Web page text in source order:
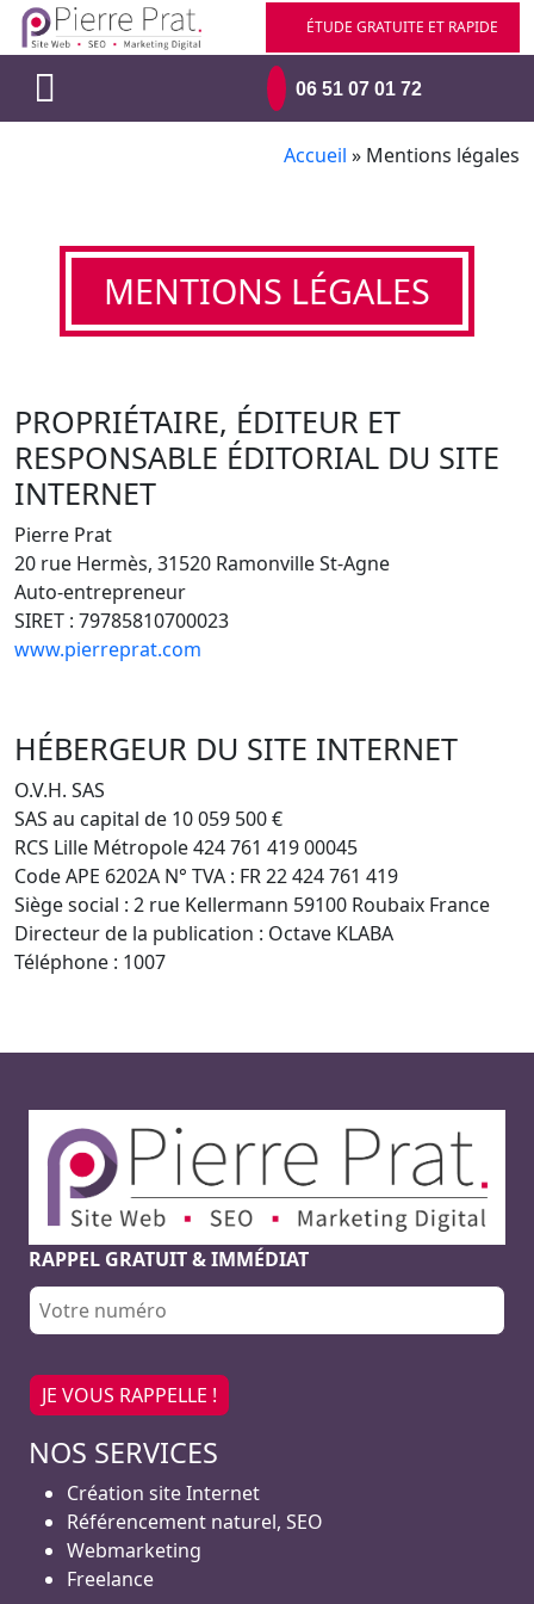
Skip to main content
ÉTUDE GRATUITE ET RAPIDE
06 51 07 01 72
Accueil » Mentions légales
MENTIONS LÉGALES
PROPRIÉTAIRE, ÉDITEUR ET
RESPONSABLE ÉDITORIAL DU SITE
INTERNET
Pierre Prat
20 rue Hermès, 31520 Ramonville St-Agne
Auto-entrepreneur
SIRET : 79785810700023
www.pierreprat.com
HÉBERGEUR DU SITE INTERNET
O.V.H. SAS
SAS au capital de 10 059 500 €
RCS Lille Métropole 424 761 419 00045
Code APE 6202A N° TVA : FR 22 424 761 419
Siège social : 2 rue Kellermann 59100 Roubaix France
Directeur de la publication : Octave KLABA
Téléphone : 1007
RAPPEL GRATUIT & IMMÉDIAT
NOS SERVICES
Création site Internet
Référencement naturel, SEO
Webmarketing
Freelance